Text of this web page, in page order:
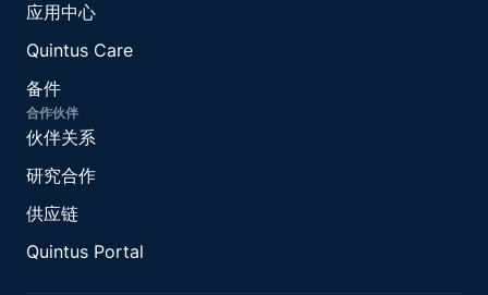
应用中心
Quintus Care
备件
合作伙伴
伙伴关系
研究合作
供应链
Quintus Portal